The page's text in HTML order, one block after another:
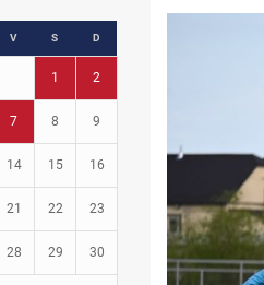
V S D
1 2
7 8 9
14 15 16
21 22 23
28 29 30